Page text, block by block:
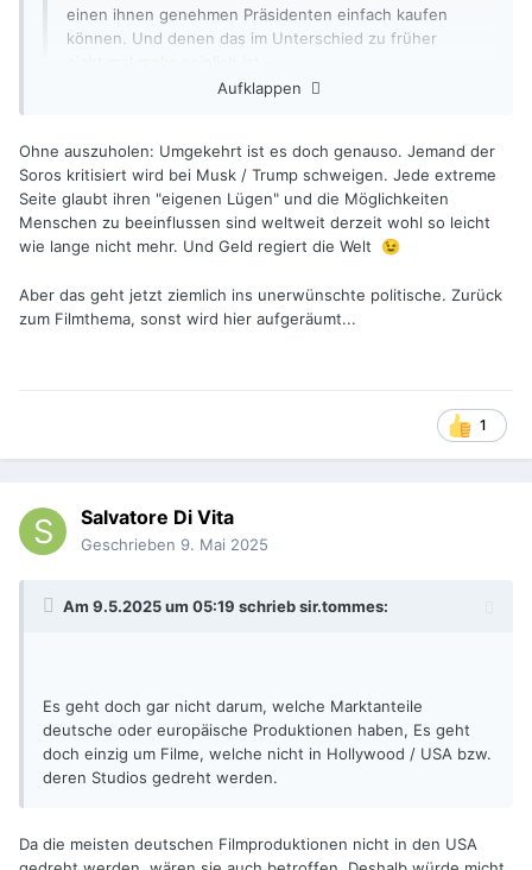
einen ihnen genehmen Präsidenten einfach kaufen
können. Und denen das im Unterschied zu früher
George Soros schweigen würden, hätte ich ja gar nichts
dagegen.
So halte ich das für eine Doppelmoral, die nach personlicher
politischer Ansicht angewendet wird.
Aufklappen
Ohne auszuholen: Umgekehrt ist es doch genauso. Jemand der
Soros kritisiert wird bei Musk / Trump schweigen. Jede extreme
Seite glaubt ihren "eigenen Lügen" und die Möglichkeiten
Menschen zu beeinflussen sind weltweit derzeit wohl so leicht
wie lange nicht mehr. Und Geld regiert die Welt 😉
Aber das geht jetzt ziemlich ins unerwünschte politische. Zurück
zum Filmthema, sonst wird hier aufgeräumt...
1
Salvatore Di Vita
Geschrieben 9. Mai 2025
Am 9.5.2025 um 05:19 schriebsir.tommes:
Es geht doch gar nicht darum, welche Marktanteile
deutsche oder europäische Produktionen haben, Es geht
doch einzig um Filme, welche nicht in Hollywood / USA bzw.
deren Studios gedreht werden.
Da die meisten deutschen Filmproduktionen nicht in den USA